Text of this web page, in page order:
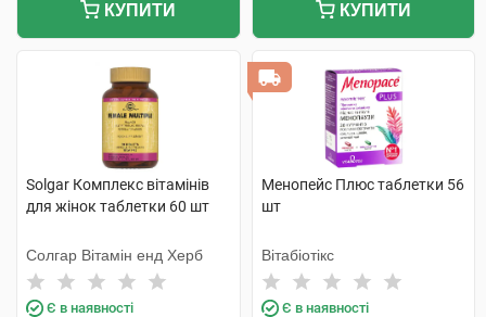
КУПИТИ КУПИТИ
Solgar Комплекс вітамінів
для жінок таблетки 60 шт
Солгар Вітамін енд Херб
Є в наявності
Менопейс Плюс таблетки 56
шт
Вітабіотікс
Є в наявності